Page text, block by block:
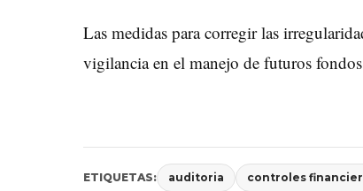
Las medidas para corregir las
vigilancia en el manejo de futuros
ETIQUETAS: auditoria controles